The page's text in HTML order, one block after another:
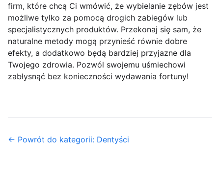
firm, które chcą Ci wmówić, że wybielanie zębów jest
możliwe tylko za pomocą drogich zabiegów lub
specjalistycznych produktów. Przekonaj się sam, że
naturalne metody mogą przynieść równie dobre
efekty, a dodatkowo będą bardziej przyjazne dla
Twojego zdrowia. Pozwól swojemu uśmiechowi
zabłysnąć bez konieczności wydawania fortuny!
← Powrót do kategorii: Dentyści